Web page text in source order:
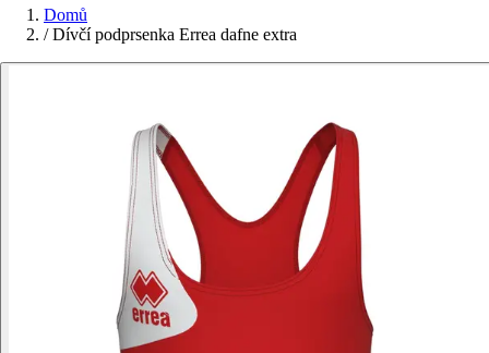
Domů
/ Dívčí podprsenka Errea dafne extra